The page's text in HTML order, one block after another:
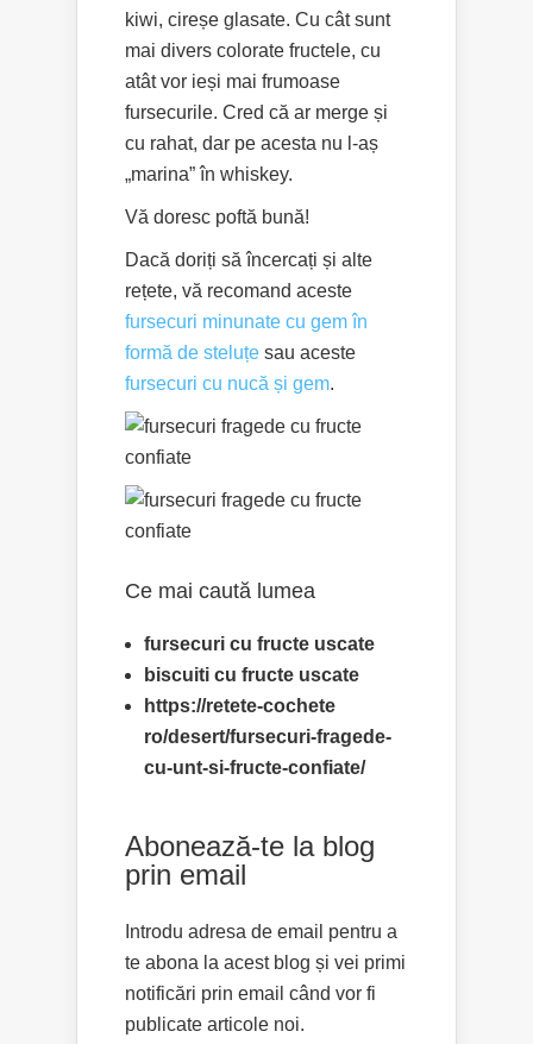
kiwi, cireșe glasate. Cu cât sunt
mai divers colorate fructele, cu
atât vor ieși mai frumoase
fursecurile. Cred că ar merge și
cu rahat, dar pe acesta nu l-aș
„marina” în whiskey.
Vă doresc poftă bună!
Dacă doriți să încercați și alte
rețete, vă recomand aceste
fursecuri minunate cu gem în
formă de steluțe sau aceste
fursecuri cu nucă și gem.
Ce mai caută lumea
fursecuri cu fructe uscate
biscuiti cu fructe uscate
https://retete-cochete
ro/desert/fursecuri-fragede-
cu-unt-si-fructe-confiate/
Abonează-te la blog
prin email
Introdu adresa de email pentru a
te abona la acest blog și vei primi
notificări prin email când vor fi
publicate articole noi.